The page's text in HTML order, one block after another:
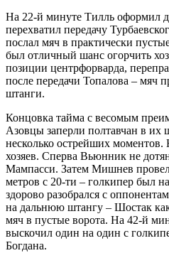
На 22-й минуте Тилль оформил
перехватил передачу
послал мяч в практически
был отличный шанс огорчить
позиции центрфорварда,
после передачи Топалова – мяч
штанги.
Концовка тайма с весомым
Азовцы заперли полтавчан в их
несколько острейших
хозяев. Сперва Вьюнник не
Мампасси. Затем Мишнев
метров с 20-ти – голкипер был
здорово разобрался с
на дальнюю штангу – Шостак
мяч в пустые ворота. На 42-й
выскочил один на один с
Богдана.